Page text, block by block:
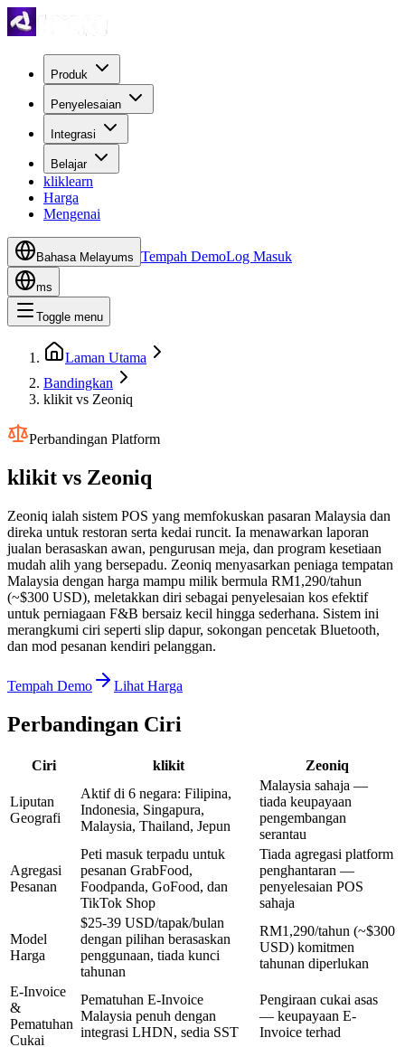
Produk
Penyelesaian
Integrasi
Belajar
kliklearn
Harga
Mengenai
Bahasa Melayums Tempah DemoLog Masuk
ms
Toggle menu
Laman Utama
Bandingkan
klikit vs Zeoniq
Perbandingan Platform
klikit vs Zeoniq
Zeoniq ialah sistem POS yang memfokuskan pasaran Malaysia dan
direka untuk restoran serta kedai runcit. Ia menawarkan laporan
jualan berasaskan awan, pengurusan meja, dan program kesetiaan
mudah alih yang bersepadu. Zeoniq menyasarkan peniaga tempatan
Malaysia dengan harga mampu milik bermula RM1,290/tahun
(~$300 USD), meletakkan diri sebagai penyelesaian kos efektif
untuk perniagaan F&B bersaiz kecil hingga sederhana. Sistem ini
merangkumi ciri seperti slip dapur, sokongan pencetak Bluetooth,
dan mod pesanan kendiri pelanggan.
Tempah Demo Lihat Harga
Perbandingan Ciri
Ciri klikit Zeoniq
Liputan
Geografi
Aktif di 6 negara: Filipina,
Indonesia, Singapura,
Malaysia, Thailand, Jepun
Malaysia sahaja —
tiada keupayaan
pengembangan
serantau
Agregasi
Pesanan
Peti masuk terpadu untuk
pesanan GrabFood,
Foodpanda, GoFood, dan
TikTok Shop
Tiada agregasi platform
penghantaran —
penyelesaian POS
sahaja
Model
Harga
$25-39 USD/tapak/bulan
dengan pilihan berasaskan
penggunaan, tiada kunci
tahunan
RM1,290/tahun (~$300
USD) komitmen
tahunan diperlukan
E-Invoice
&
Pematuhan
Cukai
Pematuhan E-Invoice
Malaysia penuh dengan
integrasi LHDN, sedia SST
Pengiraan cukai asas
— keupayaan E-
Invoice terhad